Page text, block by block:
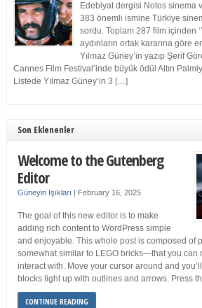
Edebiyat dergisi Notos sinema
383 önemli ismine Türkiye
sordu. Toplam 287 film içinden
aydınların ortak kararına göre
Yılmaz Güney’in yazıp Şerif
Cannes Film Festival’inde büyük ödül Altın
Listede Yılmaz Güney’in 3 […]
Son Eklenenler
Welcome to the Gutenberg
Editor
Güneyin Işıkları | February 16, 2025
The goal of this new editor is to make
adding rich content to WordPress simple
and enjoyable. This whole post is composed of
somewhat similar to LEGO bricks—that you can
interact with. Move your cursor around and
blocks light up with outlines and arrows. Press
CONTINUE READING